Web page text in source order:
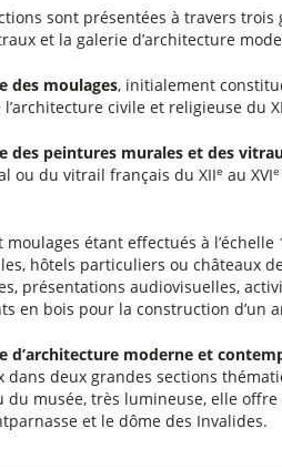
sont présentées à travers
et la galerie d’architecture
des moulages, initialement
civile et religieuse du
des peintures murales et des
ou du vitrail français du XIIe au XVIe
moulages étant effectués à
hôtels particuliers ou châteaux
présentations audiovisuelles,
en bois pour la construction
d’architecture moderne et
dans deux grandes sections
du musée, très lumineuse, elle
et le dôme des Invalides.